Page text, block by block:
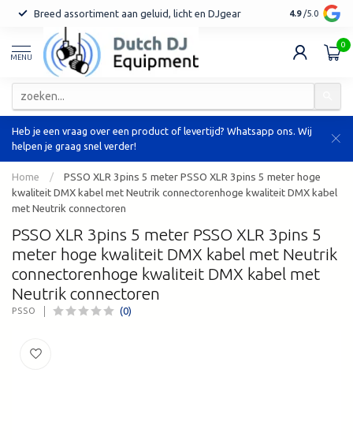
Breed assortiment aan geluid, licht en DJgear Tot 7 jaar
4.9 /5.0
MENU
0
Heb je een vraag over een product of levertijd? Whatsapp ons. Wij
helpen je graag snel verder!
Home /
PSSO XLR 3pins 5 meter PSSO XLR 3pins 5 meter hoge
kwaliteit DMX kabel met Neutrik connectorenhoge kwaliteit DMX kabel
met Neutrik connectoren
PSSO XLR 3pins 5 meter PSSO XLR 3pins 5
meter hoge kwaliteit DMX kabel met Neutrik
connectorenhoge kwaliteit DMX kabel met
Neutrik connectoren
PSSO (0)